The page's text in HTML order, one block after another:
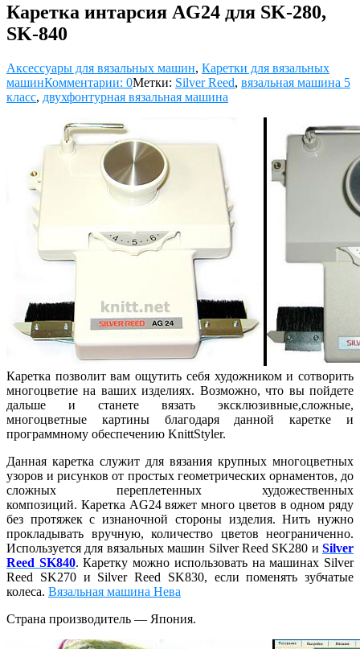
Каретка интарсия AG24 для SK-280,
SK-840
Аксессуары для вязальных машин, Каретки для вязальных
машинКомментарии: 0Метки: Silver Reed, вязальная машина 5
класс, двухфонтурная вязальная машина
Каретка позволит вам ощутить себя художником и сотворить
многоцветие на ваших изделиях. Возможно, что вы пойдете
дальше и станете вязать эксклюзивные,сложные,
многоцветные картины благодаря данной каретке и
программному обеспечению KnittStyler.
Данная каретка служит для вязания крупных многоцветных
узоров и рисунков от простых геометрических орнаментов, до
сложных переплетенных художественных
композиций. Каретка AG24 вяжет много цветов в одном ряду
без протяжек с изнаночной стороны изделия. Нить нужно
прокладывать вручную, количество цветов неограниченно.
Используется для вязальных машин Silver Reed SK280 и Silver
Reed SK840. Каретку можно использовать на машинах Silver
Reed SK270 и Silver Reed SK830, если поменять зубчатые
колеса. Вязальная машина Нева
Страна производитель — Япония.